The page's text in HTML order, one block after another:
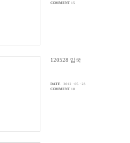
COMMENT 15
120528 입국
DATE
2012 · 05 · 28
COMMENT 10